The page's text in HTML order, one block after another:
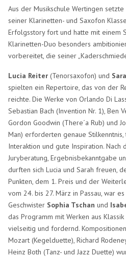
Aus der Musikschule Wertingen setzte
seiner Klarinetten- und Saxofon
Erfolgsstory fort und hatte mit einem
Klarinetten-Duo besonders
vorbereitet, die seiner
Lucia Reiter (Tenorsaxofon) und
spielten ein Repertoire, das von der
reichte. Die Werke von Orlando Di
Sebastian Bach (Invention Nr. 1), Ben
Gordon Goodwin (There´a Rub) und
Man) erforderten genaue Stilkenntnis,
Interaktion und gute Inspiration. Nach
Juryberatung, Ergebnisbekanntgabe
durften sich Lucia und Sarah freuen,
Punkten, dem 1. Preis und der
vom 24. bis 27. März in Passau, war
Geschwister Sophia Tschan und
das Programm mit Werken aus
vielseitig und fordernd.
Mozart (Kegelduette), Richard
Heinz Both (Tanz- und Jazz Duette)